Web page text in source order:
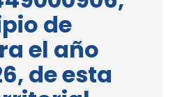
de
el año
de esta